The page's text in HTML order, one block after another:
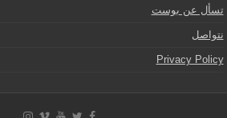
تسأل عن بوست
نتواصل
Privacy Policy